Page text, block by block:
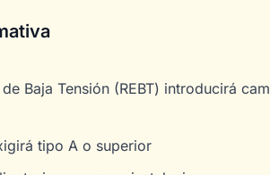
Baja Tensión (REBT) introducirá
tipo A o superior